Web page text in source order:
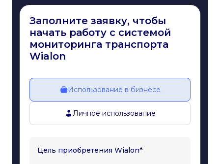
Заполните заявку, чтобы
начать работу с системой
мониторинга транспорта
Wialon
Использование в бизнесе
Личное использование
Цель приобретения Wialon*